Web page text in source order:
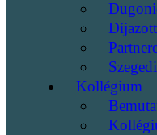
Kollégium